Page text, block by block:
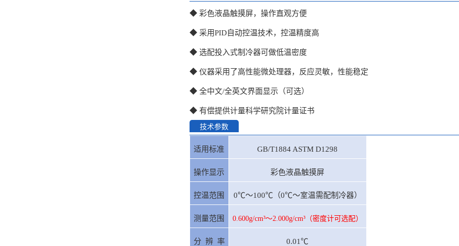
◆ 彩色液晶触摸屏，操作直观方便
◆ 采用PID自动控温技术，控温精度高
◆ 选配投入式制冷器可做低温密度
◆ 仪器采用了高性能微处理器，反应灵敏，性能稳定
◆ 全中文/全英文界面显示（可选）
◆ 有偿提供计量科学研究院计量证书
技术参数
适用标准 GB/T1884 ASTM D1298
操作显示 彩色液晶触摸屏
控温范围 0℃～100℃（0℃～室温需配制冷器）
测量范围 0.600g/cm³～2.000g/cm³（密度计可选配）
分 辨 率 0.01℃